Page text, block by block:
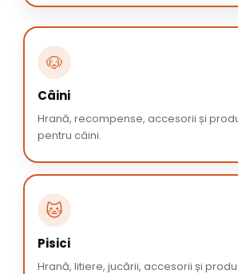
🐶
Câini
Hrană, recompense, accesorii și
pentru câini.
🐱
Pisici
Hrană, litiere, jucării, accesorii și